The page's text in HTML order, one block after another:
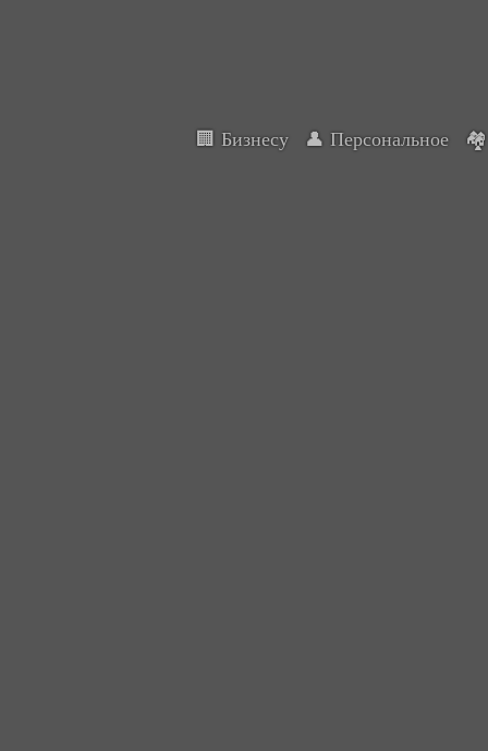
🏢 Бизнесy 👤 Персональное 🏘️